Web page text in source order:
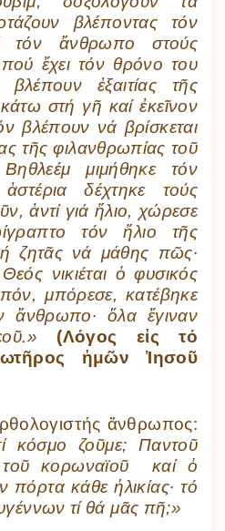
βλέποντας τόν
ἄνθρωπο στούς
ἔχει τόν θρόνο του
ἐξαιτίας τῆς
στή γῆ καί ἐκεῖνον
βλέπουν νά βρίσκεται
τῆς φιλανθρωπίας τοῦ
μιμήθηκε τόν
δέχτηκε τούς
ἀντί γιά ἥλιο, χώρεσε
τόν ἥλιο τῆς
ζητᾶς νά μάθης πῶς·
νικιέται ὁ φυσικός
μπόρεσε, κατέβηκε
ἄνθρωπο· ὅλα ἔγιναν
(Λόγος εἰς τό
ἡμῶν Ἰησοῦ
ἄνθρωπος:
κόσμο ζοῦμε; Παντοῦ
τοῦ κορωναϊοῦ καί ὁ
πόρτα κάθε ἡλικίας· τό
τί θά μᾶς πῆ;»